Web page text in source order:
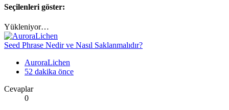
Seçilenleri göster:
Yükleniyor…
Seed Phrase Nedir ve Nasıl Saklanmalıdır?
AuroraLichen
52 dakika önce
Cevaplar
0